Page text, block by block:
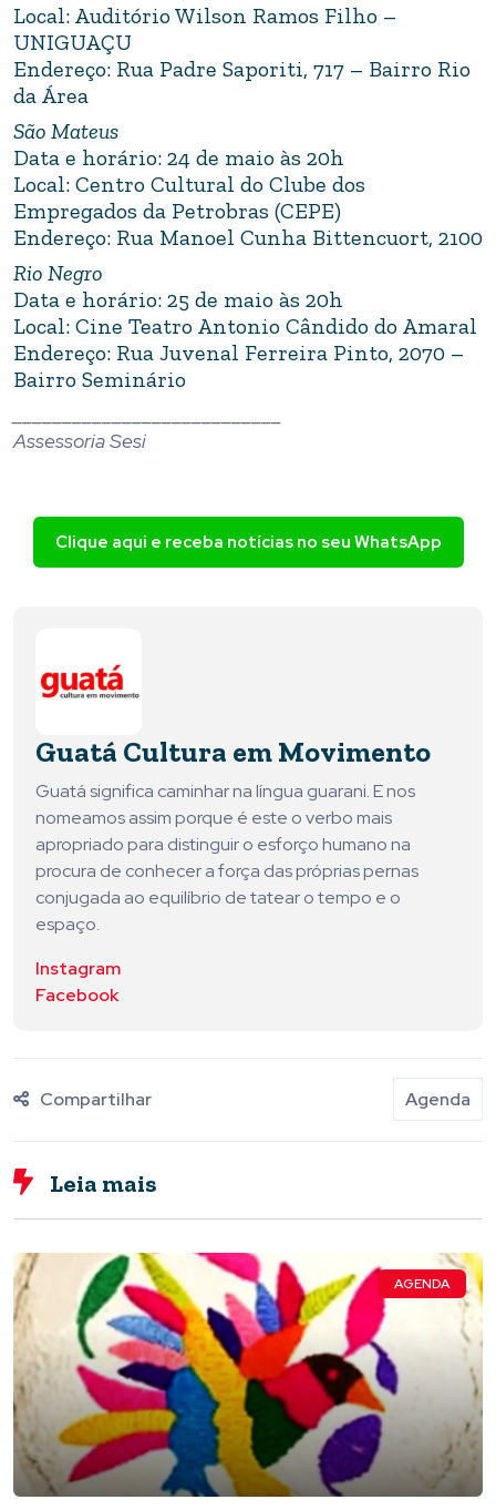
Local: Auditório Wilson Ramos Filho –
UNIGUAÇU
Endereço: Rua Padre Saporiti, 717 – Bairro Rio
da Área
São Mateus
Data e horário: 24 de maio às 20h
Local: Centro Cultural do Clube dos
Empregados da Petrobras (CEPE)
Endereço: Rua Manoel Cunha Bittencuort, 2100
Rio Negro
Data e horário: 25 de maio às 20h
Local: Cine Teatro Antonio Cândido do Amaral
Endereço: Rua Juvenal Ferreira Pinto, 2070 –
Bairro Seminário
Assessoria Sesi
Clique aqui e receba notícias no seu WhatsApp
Guatá Cultura em Movimento
Guatá significa caminhar na língua guarani. E nos
nomeamos assim porque é este o verbo mais
apropriado para distinguir o esforço humano na
procura de conhecer a força das próprias pernas
conjugada ao equilíbrio de tatear o tempo e o
espaço.
Instagram
Facebook
Compartilhar Agenda
Leia mais
AGENDA